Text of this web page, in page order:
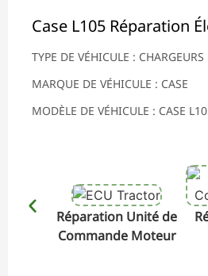
Case L105 Réparation
TYPE DE VÉHICULE :
MARQUE DE VÉHICULE : CASE
MODÈLE DE VÉHICULE : CASE
Réparation Unité de
Commande Moteur